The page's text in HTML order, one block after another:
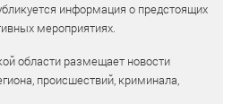
информация о предстоящих
мероприятиях.
области размещает новости
происшествий, криминала,